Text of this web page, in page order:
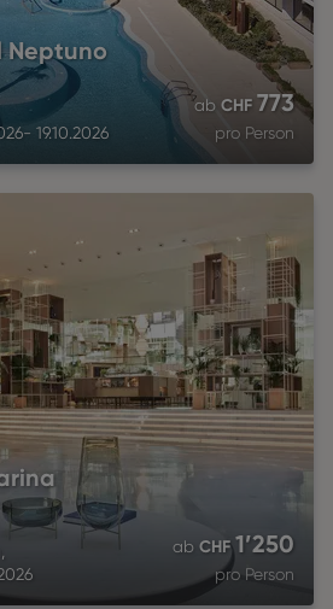
Neptuno
- 19.10.2026
ab CHF 773
pro Person
,
ab CHF1’250
pro Person